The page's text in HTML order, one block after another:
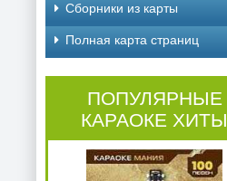
Cборники из карты
Полная карта страниц
ПОПУЛЯРНЫЕ
КАРАОКЕ ХИТЫ